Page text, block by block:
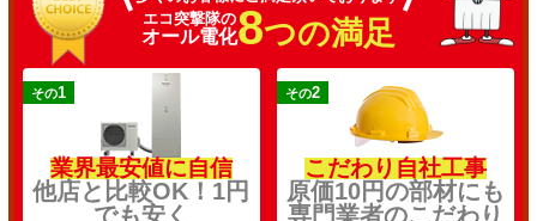
エコ突撃隊の
オール電化8つの満足
その1
業界最安値に自信
他店と比較OK！1円
でも安く
その2
こだわり自社工事
原価10円の部材にも
専門業者のこだわり